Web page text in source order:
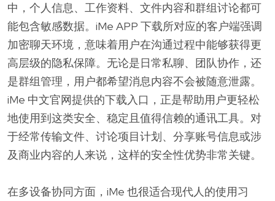
中，个人信息、工作资料、文件内容和群组讨论都可
能包含敏感数据。iMe APP 下载所对应的客户端强调
加密聊天环境，意味着用户在沟通过程中能够获得更
高层级的隐私保障。无论是日常私聊、团队协作，还
是群组管理，用户都希望消息内容不会被随意泄露。
iMe 中文官网提供的下载入口，正是帮助用户更轻松
地使用到这类安全、稳定且值得信赖的通讯工具。对
于经常传输文件、讨论项目计划、分享账号信息或涉
及商业内容的人来说，这样的安全性优势非常关键。
在多设备协同方面，iMe 也很适合现代人的使用习